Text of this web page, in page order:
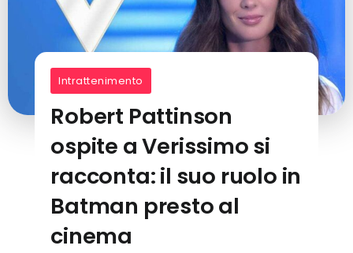
Intrattenimento
Robert Pattinson
ospite a Verissimo si
racconta: il suo ruolo in
Batman presto al
cinema